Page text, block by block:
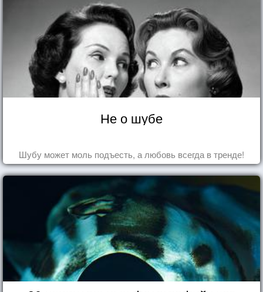
Не о шубе
Шубу может моль подъесть, а любовь всегда в тренде!